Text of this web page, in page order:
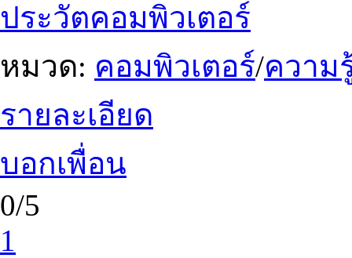
ประวัตคอมพิวเตอร์
หมวด: คอมพิวเตอร์/ความ
รายละเอียด
บอกเพื่อน
0/5
1